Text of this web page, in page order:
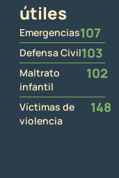
útiles
Emergencias107
Defensa Civil103
Maltrato
infantil
102
Víctimas de
violencia
148